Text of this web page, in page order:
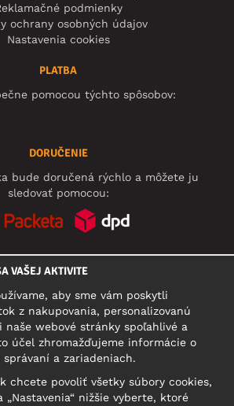
podmienky
ochrany osobných údajov
Nastavenia cookies
PLATBA
pomocou týchto spôsobov:
DORUČENIE
bude doručená rýchlo a môžete ju
sledovať pomocou:
SÍDLO
mnt 5, EE-10117 Tallinn
Reg: 12356245
VAŠEJ AKTIVITE
aby sme vám poskytli
z nakupovania, personalizovanú
naše webové stránky spoľahlivé a
účel zhromažďujeme informácie o
a zariadeniach.
chcete povoliť všetky súbory cookies,
nižšie vyberte, ktoré